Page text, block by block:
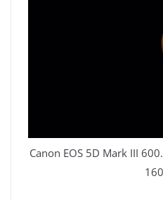
Canon EOS 5D Mark III